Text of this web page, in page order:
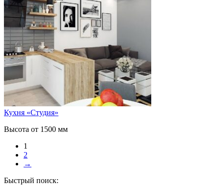
Кухня «Студия»
Высота от 1500 мм
1
2
→
Быстрый поиск: